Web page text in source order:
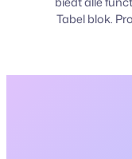
Tabel blok.